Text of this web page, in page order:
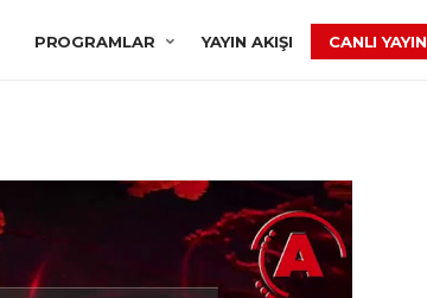
PROGRAMLAR YAYIN AKIŞI CANLI YAYIN